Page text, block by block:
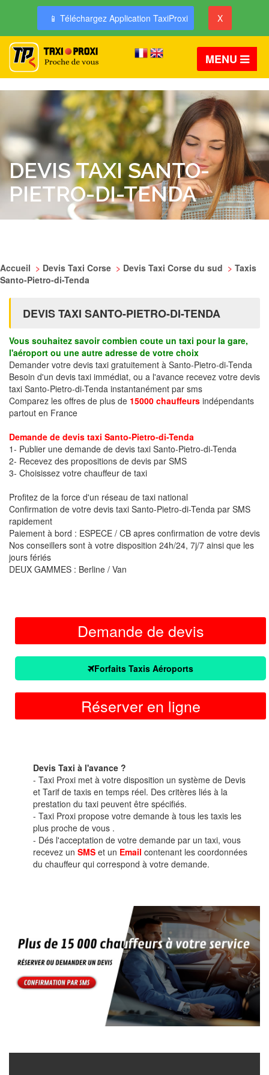
📱 Téléchargez Application TaxiProxi X
MENU
DEVIS TAXI SANTO-
PIETRO-DI-TENDA
Accueil > Devis Taxi Corse > Devis Taxi Corse du sud > Taxis
Santo-Pietro-di-Tenda
DEVIS TAXI SANTO-PIETRO-DI-TENDA
Vous souhaitez savoir combien coute un taxi pour la gare,
l'aéroport ou une autre adresse de votre choix
Demander votre devis taxi gratuitement à Santo-Pietro-di-Tenda
Besoin d'un devis taxi immédiat, ou a l'avance recevez votre devis
taxi Santo-Pietro-di-Tenda instantanément par sms
Comparez les offres de plus de 15000 chauffeurs indépendants
partout en France
Demande de devis taxi Santo-Pietro-di-Tenda
1- Publier une demande de devis taxi Santo-Pietro-di-Tenda
2- Recevez des propositions de devis par SMS
3- Choisissez votre chauffeur de taxi
Profitez de la force d'un réseau de taxi national
Confirmation de votre devis taxi Santo-Pietro-di-Tenda par SMS
rapidement
Paiement à bord : ESPECE / CB apres confirmation de votre devis
Nos conseillers sont à votre disposition 24h/24, 7j/7 ainsi que les
jours fériés
DEUX GAMMES : Berline / Van
Demande de devis
Forfaits Taxis Aéroports
Réserver en ligne
Devis Taxi à l'avance ?
- Taxi Proxi met à votre disposition un système de Devis
et Tarif de taxis en temps réel. Des critères liés à la
prestation du taxi peuvent être spécifiés.
- Taxi Proxi propose votre demande à tous les taxis les
plus proche de vous .
- Dés l'acceptation de votre demande par un taxi, vous
recevez un SMS et un Email contenant les coordonnées
du chauffeur qui correspond à votre demande.